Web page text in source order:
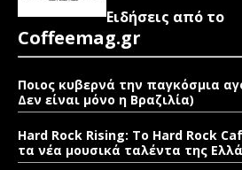
Ειδήσεις από το
Coffeemag.gr
Ποιος κυβερνά την παγκόσμια
Δεν είναι μόνο η Βραζιλία)
Hard Rock Rising: Το Hard Rock
τα νέα μουσικά ταλέντα της